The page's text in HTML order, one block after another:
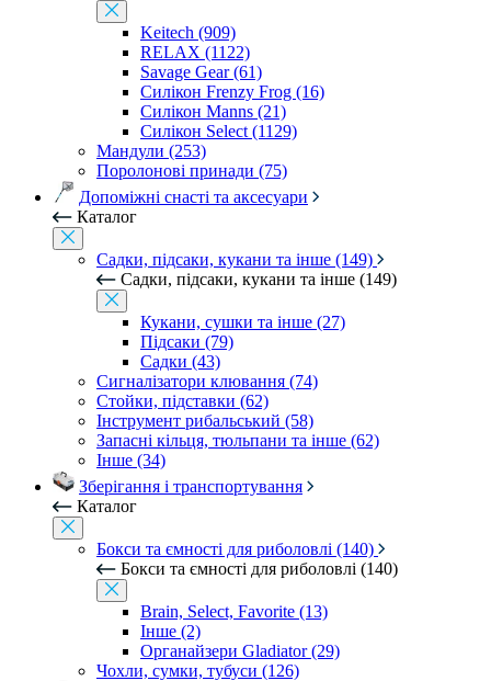
Keitech (909)
RELAX (1122)
Savage Gear (61)
Силікон Frenzy Frog (16)
Силікон Manns (21)
Силікон Select (1129)
Мандули (253)
Поролонові принади (75)
Допоміжні снасті та аксесуари
Каталог
Садки, підсаки, кукани та інше (149)
Садки, підсаки, кукани та інше (149)
Кукани, сушки та інше (27)
Підсаки (79)
Садки (43)
Сигналізатори клювання (74)
Стойки, підставки (62)
Інструмент рибальський (58)
Запасні кільця, тюльпани та інше (62)
Інше (34)
Зберігання і транспортування
Каталог
Бокси та ємності для риболовлі (140)
Бокси та ємності для риболовлі (140)
Brain, Select, Favorite (13)
Інше (2)
Органайзери Gladiator (29)
Чохли, сумки, тубуси (126)